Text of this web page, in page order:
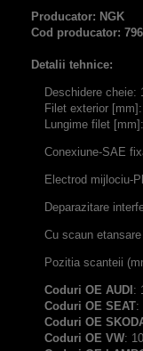
Producator: NGK
Cod producator:
Detalii tehnice:
Deschidere cheie:
Filet exterior
Lungime filet
Conexiune-SAE
Electrod mijlociu-
Deparazitare
Cu scaun
Pozitia scanteii
Coduri OE AUDI :
Coduri OE SEAT:
Coduri OE
Coduri OE VW: